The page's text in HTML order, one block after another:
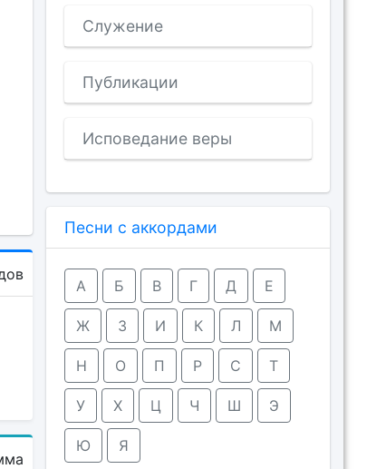
Служение
Публикации
Исповедание веры
Песни с аккордами
А Б В Г Д Е
Ж З И К Л М
Н О П Р С Т
У Х Ц Ч Ш Э
Ю Я